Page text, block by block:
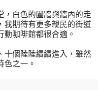
，白色的圍牆與牆內的走
我期待有更多親民的街道
咖啡館都很合適。
十個陸陸續續進入，雖然
色之一。